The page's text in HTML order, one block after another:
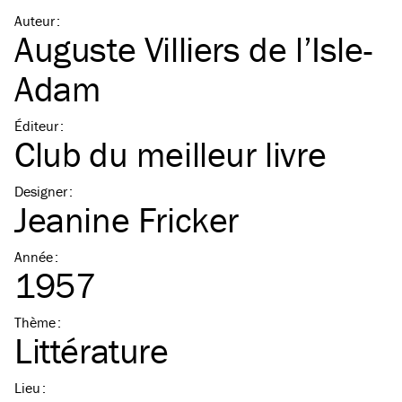
Auteur:
Auguste Villiers de l’Isle-
Adam
Éditeur:
Club du meilleur livre
Designer:
Jeanine Fricker
Année:
1957
Thème:
Littérature
Lieu :